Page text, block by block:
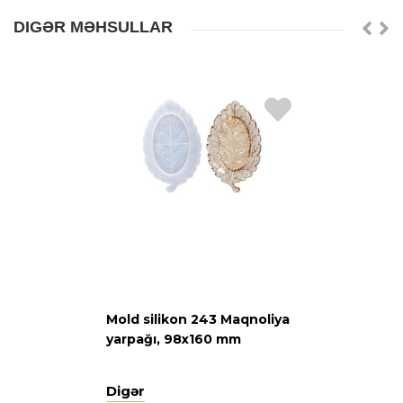
DIGƏR MƏHSULLAR
Mold silikon 243 Maqnoliya
yarpağı, 98х160 mm
Digər